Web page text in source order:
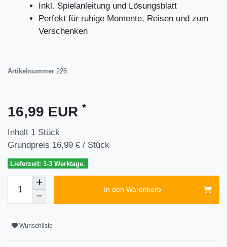
Inkl. Spielanleitung und Lösungsblatt
Perfekt für ruhige Momente, Reisen und zum
Verschenken
Artikelnummer 226
16,99 EUR *
Inhalt 1 Stück
Grundpreis 16,99 € / Stück
Lieferzeit: 1-3 Werktage.
In den Warenkorb
Wunschliste